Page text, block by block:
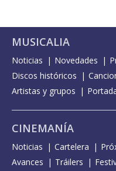
MUSICALIA
Noticias Novedades
Discos históricos
Artistas y grupos
CINEMANÍA
Noticias Cartelera
Avances
Tráilers